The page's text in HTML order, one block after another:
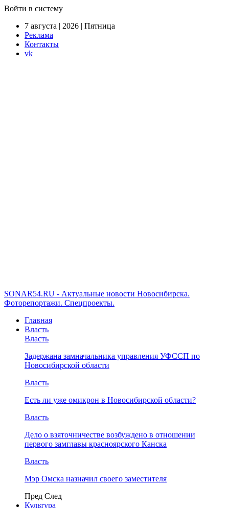
Войти в систему
7 августа | 2026 | Пятница
Реклама
Контакты
vk
SONAR54.RU - Актуальные новости Новосибирска.
Фоторепортажи. Спецпроекты.
Главная
Власть
Власть
Задержана замначальника управления УФССП по
Новосибирской области
Власть
Есть ли уже омикрон в Новосибирской области?
Власть
Дело о взяточничестве возбуждено в отношении
первого замглавы красноярского Канска
Власть
Мэр Омска назначил своего заместителя
Пред След
Культура